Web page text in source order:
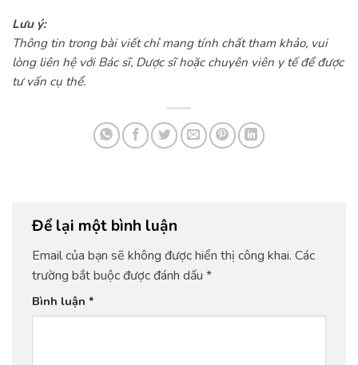
Lưu ý:
Thông tin trong bài viết chỉ mang tính chất tham khảo, vui
lòng liên hệ với Bác sĩ, Dược sĩ hoặc chuyên viên y tế để được
tư vấn cụ thể.
Để lại một bình luận
Email của bạn sẽ không được hiển thị công khai. Các
trường bắt buộc được đánh dấu *
Bình luận *